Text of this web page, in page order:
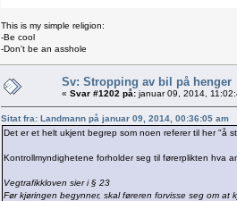
This is my simple religion:
-Be cool
-Don't be an asshole
Sv: Stropping av bil på henger
« Svar #1202 på: januar 09, 2014,
Sitat fra: Landmann på januar 09, 2014, 00:36:05 am
Det er et helt ukjent begrep som noen referer til her "å
Kontrollmyndighetene forholder seg til førerplikten hva
Vegtrafikkloven sier i § 23
Før kjøringen begynner, skal føreren forvisse seg om